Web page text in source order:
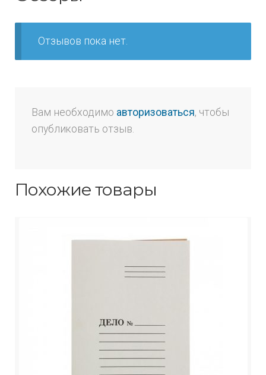
Отзывов пока нет.
Вам необходимо авторизоваться, чтобы
опубликовать отзыв.
Похожие товары